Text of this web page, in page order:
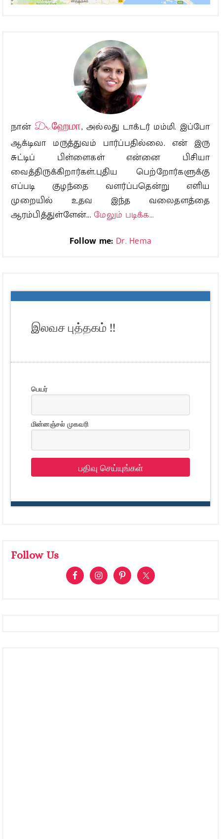
நான்Dr.ஹேமா, அல்லது டாக்டர் மம்மி. இப்போ
ஆக்டிவா மருத்துவம் பார்ப்பதில்லை. என் இரு
சுட்டிப் பிள்ளைகள் என்னை பிசியா
வைத்திருக்கிறார்கள்.புதிய பெற்றோர்களுக்கு
எப்படி குழந்தை வளர்ப்பதென்று எளிய
முறையில் உதவ இந்த வலைதளத்தை
ஆரம்பித்துள்ளேன்...மேலும் படிக்க...
Follow me: Dr. Hema
இலவச புத்தகம் !!
பெயர்
மின்னஞ்சல் முகவரி
பதிவு செய்யுங்கள்
Follow Us